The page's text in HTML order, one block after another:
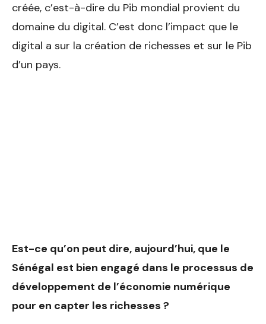
créée, c’est-à-dire du Pib mondial provient du
domaine du digital. C’est donc l’impact que le
digital a sur la création de richesses et sur le Pib
d’un pays.
Est-ce qu’on peut dire, aujourd’hui, que le
Sénégal est bien engagé dans le processus de
développement de l’économie numérique
pour en capter les richesses ?